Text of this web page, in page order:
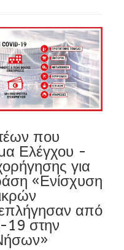
που
Ελέγχου -
για
«Ενίσχυση
από
19 στην